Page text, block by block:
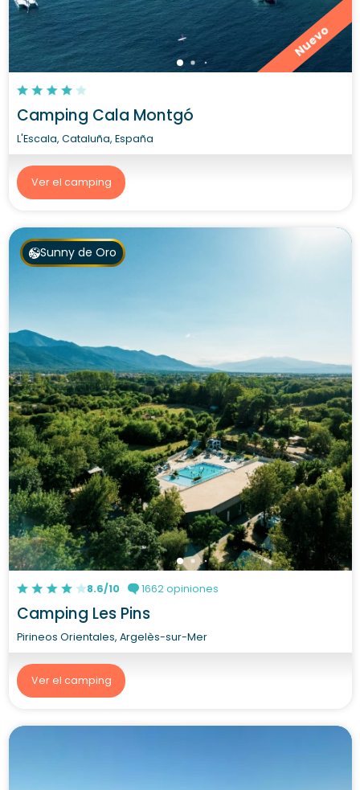
Nuevo
Camping Cala Montgó
L'Escala, Cataluña, España
Ver el camping
Sunny de Oro
8.6/10 1662 opiniones
Camping Les Pins
Pirineos Orientales, Argelès-sur-Mer
Ver el camping